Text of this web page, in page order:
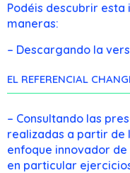
Podéis descubrir
maneras:
– Descargando la
EL REFERENCIAL
– Consultando las
realizadas a partir de
enfoque innovador
en particular